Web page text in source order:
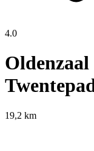
4.0
19,2 km